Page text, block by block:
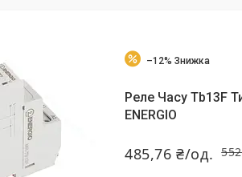
–12%
Реле Часу Tb13F
ENERGIO
485,76 ₴/од.